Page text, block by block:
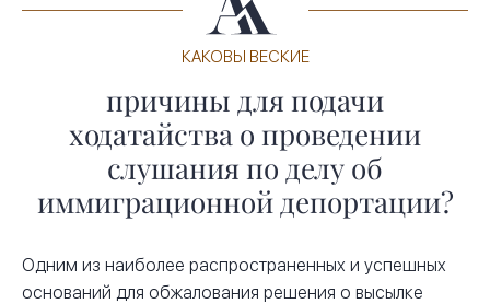
КАКОВЫ ВЕСКИЕ
причины для подачи
ходатайства о проведении
слушания по делу об
иммиграционной депортации?
Одним из наиболее распространенных и успешных
оснований для обжалования решения о высылке